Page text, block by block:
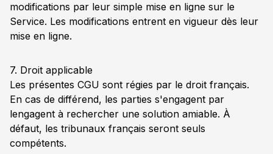
modifications par leur simple mise en ligne sur le
Service. Les modifications entrent en vigueur dès leur
mise en ligne.
7. Droit applicable
Les présentes CGU sont régies par le droit français.
En cas de différend, les parties s'engagent par
lengagent à rechercher une solution amiable. À
défaut, les tribunaux français seront seuls
compétents.